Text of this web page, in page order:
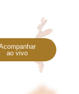
ao vivo